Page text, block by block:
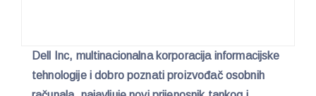
Dell Inc, multinacionalna korporacija informacijske
tehnologije i dobro poznati proizvođač osobnih